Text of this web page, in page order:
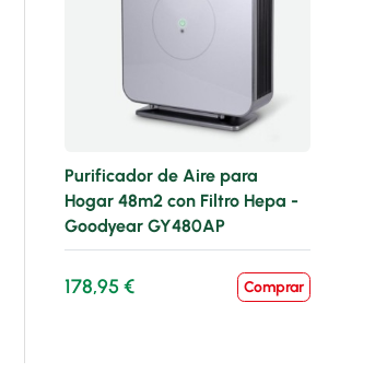
Purificador de Aire para
Hogar 48m2 con Filtro Hepa -
Goodyear GY480AP
178,95 € Comprar